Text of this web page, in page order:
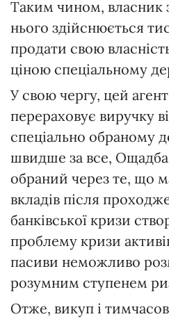
Таким чином, власник
нього здійснюється
продати свою
ціною спеціальному
У свою чергу, цей
перераховує виручку
спеціально обраному
швидше за все,
обраний через те, що
вкладів після
банківської кризи
проблему кризи
пасиви неможливо
розумним ступенем
Отже, викуп і